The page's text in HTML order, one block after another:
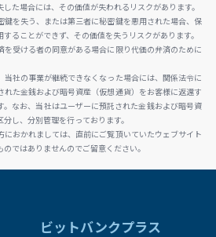
た場合には、その価値が失われるリスクがあります。
を失う、または第三者に秘密鍵を悪用された場合、保
ることができず、その価値を失うリスクがあります。
受ける者の同意がある場合に限り代価の弁済のために
社の事業が継続できなくなった場合には、関係法令に
た金銭および暗号資産（仮想通貨）をお客様に返還す
。なお、当社はユーザーに預託された金銭および暗号資
し、分別管理を行っております。
におかれましては、直前にご覧頂いていたウェブサイト
ではありませんのでご留意ください。
ビットバンクプラス